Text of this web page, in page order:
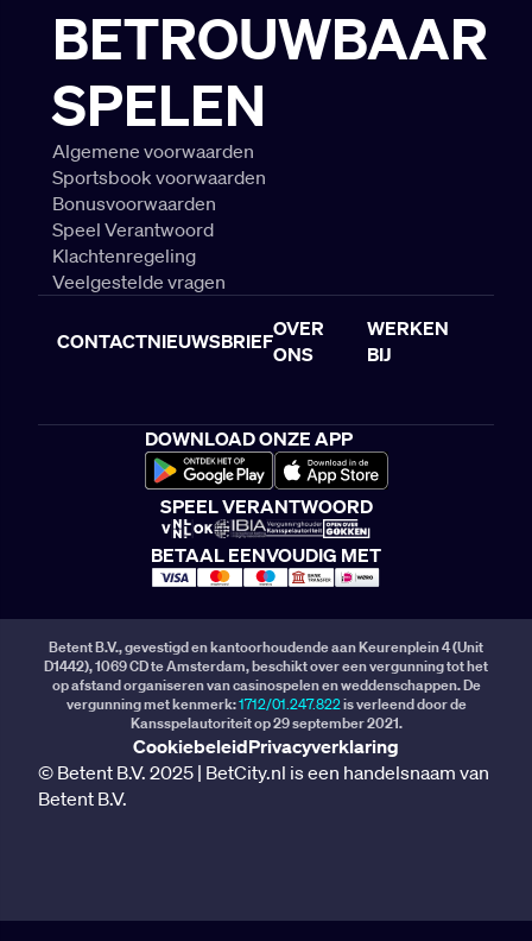
BETROUWBAAR
SPELEN
Algemene voorwaarden
Sportsbook voorwaarden
Bonusvoorwaarden
Speel Verantwoord
Klachtenregeling
Veelgestelde vragen
CONTACTNIEUWSBRIEF
OVER
ONS
WERKEN
BIJ
DOWNLOAD ONZE APP
SPEEL VERANTWOORD
BETAAL EENVOUDIG MET
Betent B.V., gevestigd en kantoorhoudende aan Keurenplein 4 (Unit
D1442), 1069 CD te Amsterdam, beschikt over een vergunning tot het
op afstand organiseren van casinospelen en weddenschappen. De
vergunning met kenmerk:1712/01.247.822is verleend door de
Kansspelautoriteit op 29 september 2021.
CookiebeleidPrivacyverklaring
© Betent B.V. 2025 | BetCity.nl is een handelsnaam van
Betent B.V.